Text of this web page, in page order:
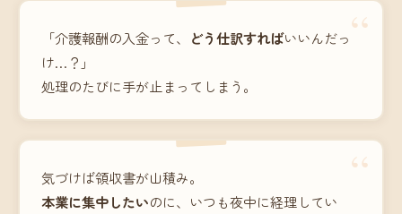
“
「介護報酬の入金って、 どう仕訳すればいいんだっ
け…？」
処理のたびに手が止まってしまう。
“
気づけば領収書が山積み。
本業に集中したいのに、いつも夜中に経理してい